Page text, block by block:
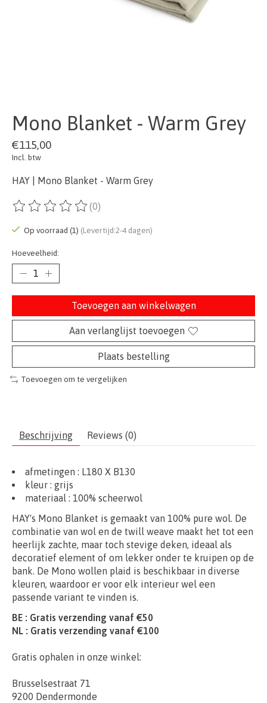
Mono Blanket - Warm Grey
€115,00
Incl. btw
HAY | Mono Blanket - Warm Grey
De beoordeling van dit product is
(0)
Op voorraad (1) (Levertijd:2-4 dagen)
Hoeveelheid:
Toevoegen aan winkelwagen
Aan verlanglijst toevoegen
Plaats bestelling
Toevoegen om te vergelijken
Beschrijving Reviews (0)
afmetingen : L180 X B130
kleur : grijs
materiaal : 100% scheerwol
HAY's Mono Blanket is gemaakt van 100% pure wol. De
combinatie van wol en de twill weave maakt het tot een
heerlijk zachte, maar toch stevige deken, ideaal als
decoratief element of om lekker onder te kruipen op de
bank. De Mono wollen plaid is beschikbaar in diverse
kleuren, waardoor er voor elk interieur wel een
passende variant te vinden is.
BE : Gratis verzending vanaf €50
NL : Gratis verzending vanaf €100
Gratis ophalen in onze winkel:
Brusselsestraat 71
9200 Dendermonde